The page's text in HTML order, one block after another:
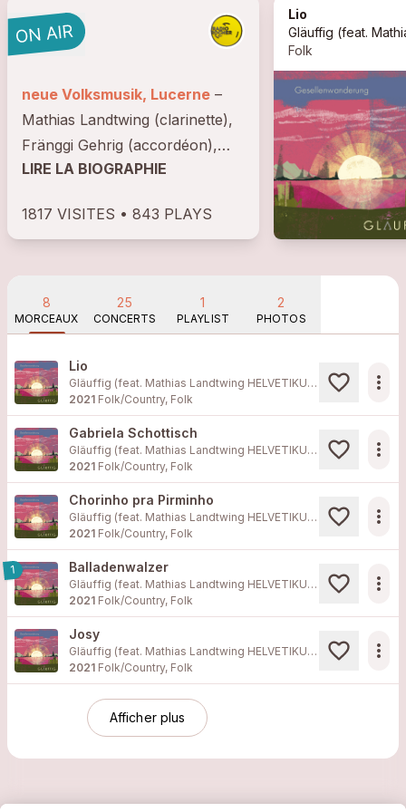
neue Volksmusik, Lucerne
Mathias Landtwing (clarinette),
Fränggi Gehrig (accordéon),
Lukas Gernet (piano) et Pirmin
en 2008 au sein de "Gläuffig".
LIRE LA BIOGRAPHIE
1817 VISITES • 843 PLAYS
Lio
Gläuffig (feat. Mathias Landtwing
Folk
8
MORCEAUX
25
CONCERTS
1
PLAYLIST
2
PHOTOS
Lio
Gläuffig (feat. Mathias Landtwing HELVETIKUSS
, Lukas
2021 Folk/Country, Folk
more_horiz
Gabriela Schottisch
Gläuffig (feat. Mathias Landtwing HELVETIKUSS
, Lukas
2021 Folk/Country, Folk
more_horiz
Chorinho pra Pirminho
Gläuffig (feat. Mathias Landtwing HELVETIKUSS
, Fränggi
2021 Folk/Country, Folk
more_horiz
1 Balladenwalzer
Gläuffig (feat. Mathias Landtwing HELVETIKUSS
, Lukas
2021 Folk/Country, Folk
more_horiz
Josy
Gläuffig (feat. Mathias Landtwing HELVETIKUSS
, Lukas
2021 Folk/Country, Folk
more_horiz
Afficher plus